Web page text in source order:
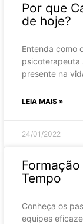
Por que
de hoje?
Entenda como
psicoterapeuta
presente na
LEIA MAIS »
24/01/2022
Tempo
Conheça os
equipes